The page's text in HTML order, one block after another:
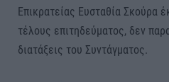
Επικρατείας Ευσταθία Σκούρα
τέλους επιτηδεύματος, δεν
διατάξεις του Συντάγματος.